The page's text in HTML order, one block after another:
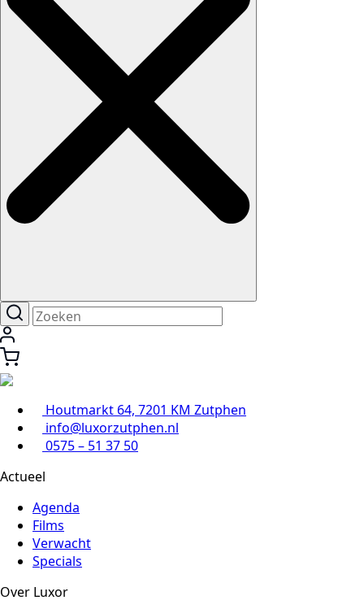
Houtmarkt 64, 7201 KM Zutphen
info@luxorzutphen.nl
0575 – 51 37 50
Actueel
Agenda
Films
Verwacht
Specials
Over Luxor